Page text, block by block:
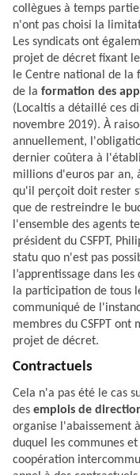
collègues à temps
n'ont pas choisi la
Les syndicats ont
projet de décret fixant
le Centre national de la
de la formation des
(Localtis a détaillé ces
novembre 2019). À
annuellement,
dernier coûtera à
millions d'euros par an,
qu'il perçoit doit rester
que de restreindre le
l'ensemble des agents
président du CSFPT,
statu quo n'est pas
l’apprentissage dans
la participation de tous
communiqué de
membres du CSFPT
projet de décret.
Contractuels
Cela n'a pas été le cas
des emplois de
organise l'abaissement
duquel les communes
coopération